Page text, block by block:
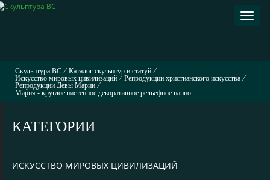
Скульптура ВС ⁄ Каталог скульптур и статуй ⁄
Искусство мировых цивилизаций ⁄ Репродукции христианского искусства ⁄
Репродукции Девы Марии ⁄
Мария - круглое настенное декоративное рельефное панно
КАТЕГОРИИ
ИСКУССТВО МИРОВЫХ ЦИВИЛИЗАЦИЙ